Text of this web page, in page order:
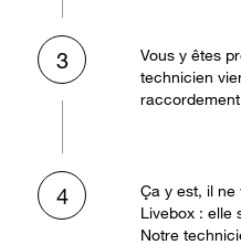
3
Vous y êtes
technicien
raccordement
4
Ça y est, il ne
Livebox : elle
Notre